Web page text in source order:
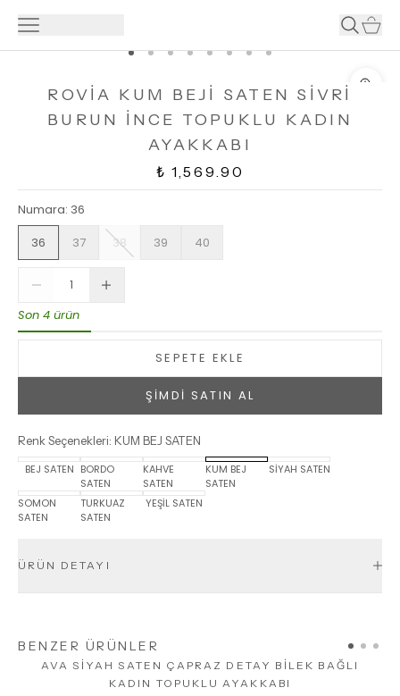
ROVİA KUM BEJİ SATEN SİVRİ
BURUN İNCE TOPUKLU KADIN
AYAKKABI
₺ 1,569.90
Numara: 36
36
37 38 39 40
Son 4 ürün
SEPETE EKLE
ŞİMDİ SATIN AL
Renk Seçenekleri: KUM BEJ SATEN
BEJ SATEN BORDO
SATEN
KAHVE
SATEN
KUM BEJ
SATEN
SİYAH SATEN
SOMON
SATEN
TURKUAZ
SATEN
YEŞİL SATEN
ÜRÜN DETAYI
BENZER ÜRÜNLER
AVA SİYAH SATEN ÇAPRAZ DETAY BİLEK BAĞLI
KADIN TOPUKLU AYAKKABI